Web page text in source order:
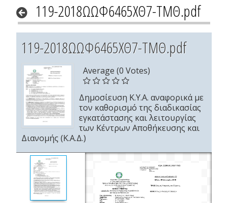
119-2018ΩΩΦ6465ΧΘ7-ΤΜΘ.pdf
119-2018ΩΩΦ6465ΧΘ7-ΤΜΘ.pdf
Average (0 Votes)
Δημοσίευση Κ.Υ.Α. αναφορικά με
τον καθορισμό της διαδικασίας
εγκατάστασης και λειτουργίας
των Κέντρων Αποθήκευσης και
Διανομής (Κ.Α.Δ.)